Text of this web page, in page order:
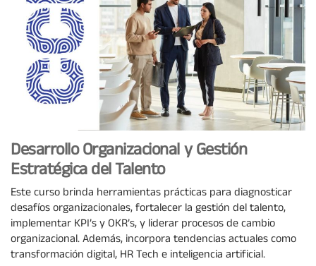
Desarrollo Organizacional y Gestión
Estratégica del Talento
Este curso brinda herramientas prácticas para diagnosticar
desafíos organizacionales, fortalecer la gestión del talento,
implementar KPI’s y OKR’s, y liderar procesos de cambio
organizacional. Además, incorpora tendencias actuales como
transformación digital, HR Tech e inteligencia artificial.